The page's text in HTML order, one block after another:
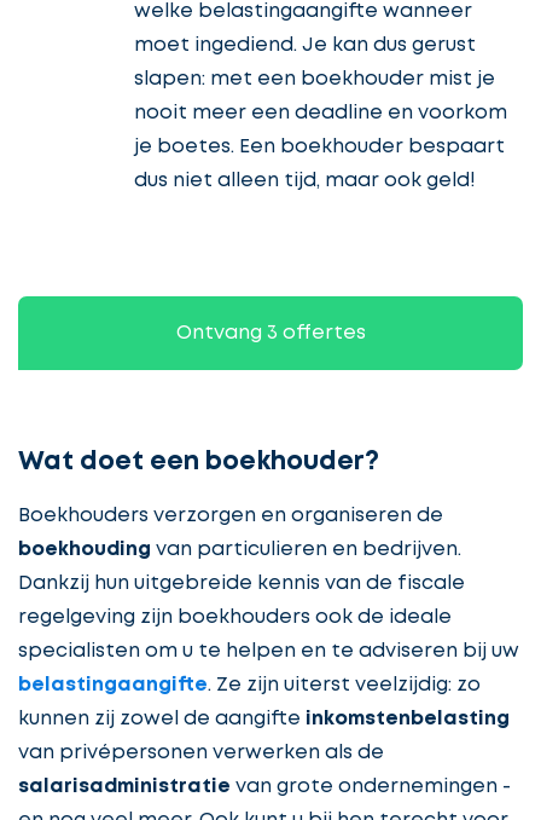
welke belastingaangifte wanneer
moet ingediend. Je kan dus gerust
slapen: met een boekhouder mist je
nooit meer een deadline en voorkom
je boetes. Een boekhouder bespaart
dus niet alleen tijd, maar ook geld!
Ontvang 3 offertes
Wat doet een boekhouder?
Boekhouders verzorgen en organiseren de
boekhouding van particulieren en bedrijven.
Dankzij hun uitgebreide kennis van de fiscale
regelgeving zijn boekhouders ook de ideale
specialisten om u te helpen en te adviseren bij uw
belastingaangifte. Ze zijn uiterst veelzijdig: zo
kunnen zij zowel de aangifte inkomstenbelasting
van privépersonen verwerken als de
salarisadministratie van grote ondernemingen -